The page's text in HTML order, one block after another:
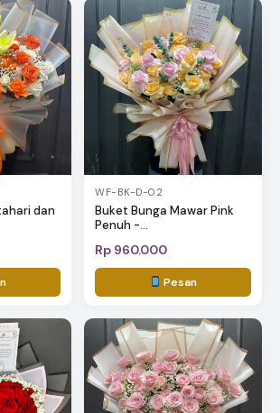
dan
WF-BK-D-02
Buket Bunga Mawar Pink
Penuh -...
Rp 960.000
Pesan